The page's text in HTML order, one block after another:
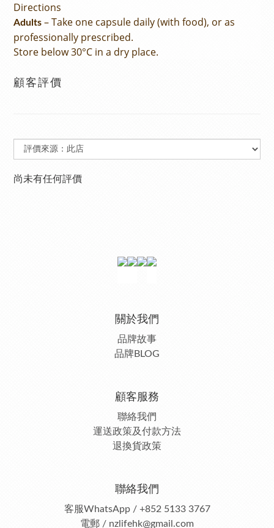
Directions
Adults – Take one capsule daily (with food), or as
professionally prescribed.
Store below 30°C in a dry place.
顧客評價
尚未有任何評價
關於我們
品牌故事
品牌BLOG
顧客服務
聯絡我們
運送政策及付款方法
退換貨政策
聯絡我們
客服WhatsApp / +852 5133 3767
電郵 / nzlifehk@gmail.com